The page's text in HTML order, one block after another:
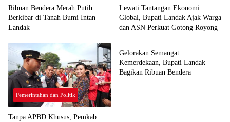
Ribuan Bendera Merah Putih
Berkibar di Tanah Bumi Intan
Landak
Lewati Tantangan Ekonomi
Global, Bupati Landak Ajak Warga
dan ASN Perkuat Gotong Royong
Pemerintahan dan Politik
Tanpa APBD Khusus, Pemkab
Pemerintahan dan Politik
Gelorakan Semangat
Kemerdekaan, Bupati Landak
Bagikan Ribuan Bendera